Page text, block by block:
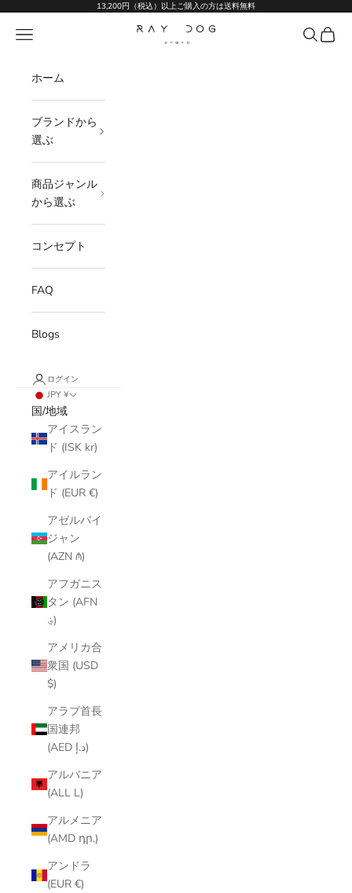
コンテンツへスキップ13,200円（税込）以上ご購入の方は送料無料
Ray Dog Kyoto
メニュー 検索カート
ホーム
ブランドから
選ぶ
商品ジャンル
から選ぶ
コンセプト
FAQ
Blogs
ログイン
JPY ¥
国/地域
アイスラン
ド (ISK kr)
アイルラン
ド (EUR €)
アゼルバイ
ジャン
(AZN ₼)
アフガニス
タン (AFN
؋)
アメリカ合
衆国 (USD
$)
アラブ首長
国連邦
(AED د.إ)
アルバニア
(ALL L)
アルメニア
(AMD դր.)
アンドラ
(EUR €)